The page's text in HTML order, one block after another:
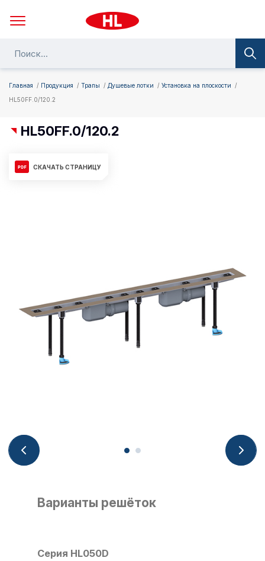
Главная Продукция Трапы Душевые лотки
Установка на плоскости
HL50FF.0/120.2
Варианты решёток
Серия HL050D
HL50FF.0/120.2
СКАЧАТЬ СТРАНИЦУ